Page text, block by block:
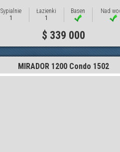
Sypialnie
1
Łazienki
1
Basen Nad
$ 339 000
MIRADOR 1200 Condo 1502